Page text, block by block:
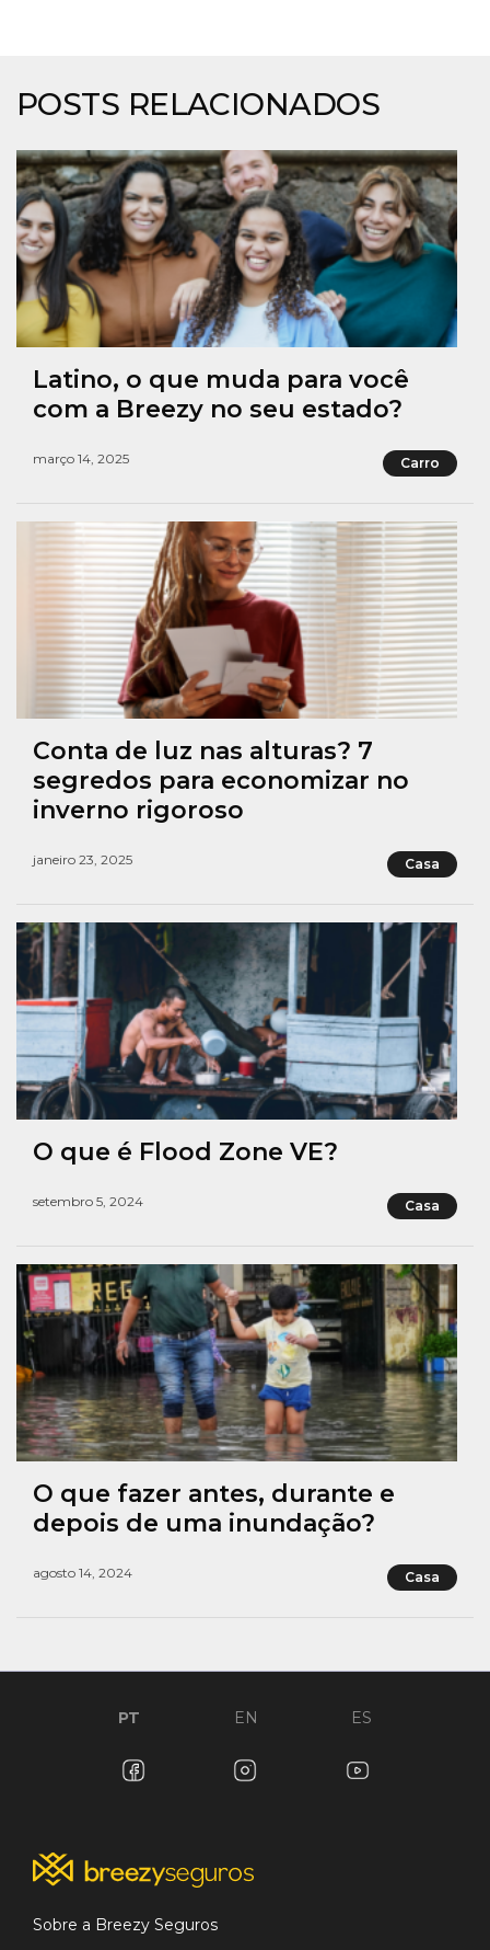
POSTS RELACIONADOS
Latino, o que muda para você
com a Breezy no seu estado?
março 14, 2025 Carro
Conta de luz nas alturas? 7
segredos para economizar no
inverno rigoroso
janeiro 23, 2025 Casa
O que é Flood Zone VE?
setembro 5, 2024 Casa
O que fazer antes, durante e
depois de uma inundação?
agosto 14, 2024 Casa
PT EN ES
Sobre a Breezy Seguros